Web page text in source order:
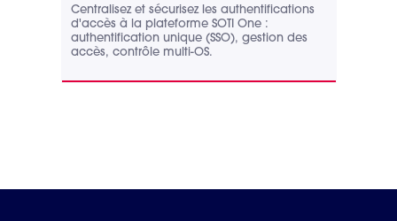
Centralisez et sécurisez les authentifications
d'accès à la plateforme SOTI One :
authentification unique (SSO), gestion des
accès, contrôle multi-OS.